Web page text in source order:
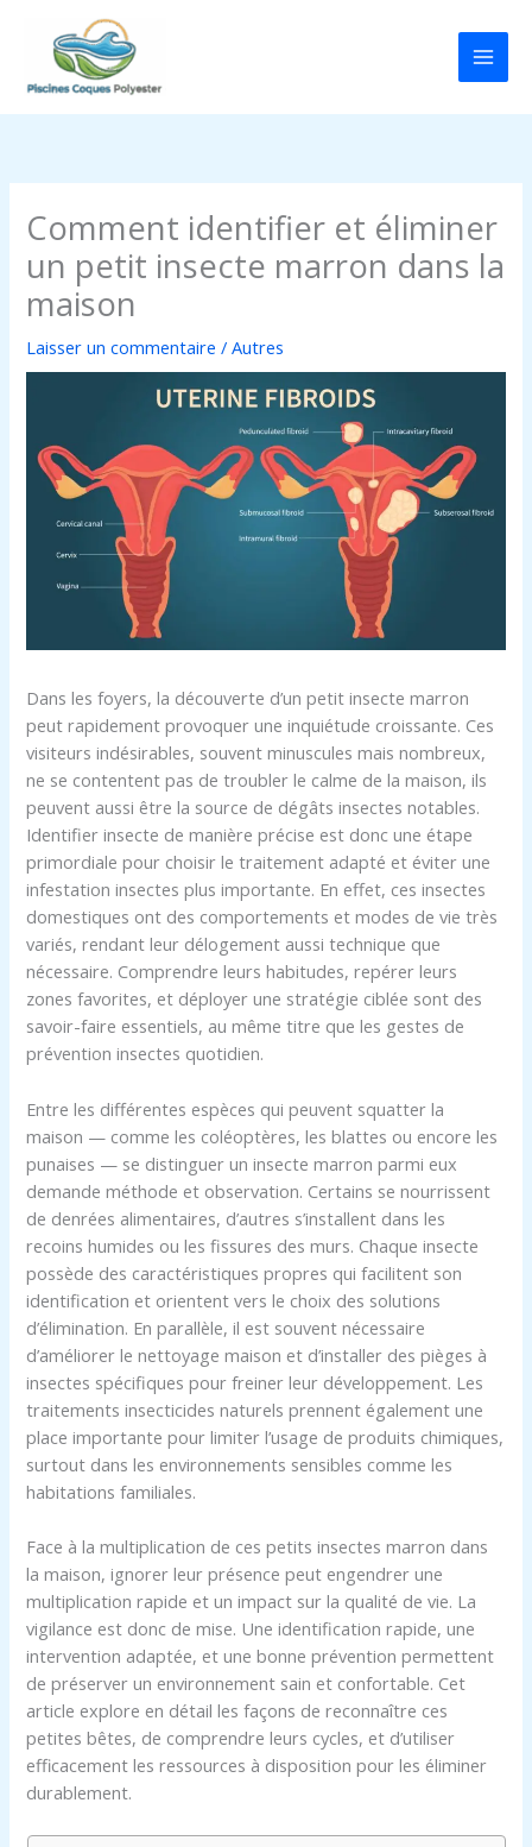
contenu
Comment identifier et éliminer
un petit insecte marron dans la
maison
Laisser un commentaire /Autres
Dans les foyers, la découverte d’un petit insecte marron
peut rapidement provoquer une inquiétude croissante. Ces
visiteurs indésirables, souvent minuscules mais nombreux,
ne se contentent pas de troubler le calme de la maison, ils
peuvent aussi être la source de dégâts insectes notables.
Identifier insecte de manière précise est donc une étape
primordiale pour choisir le traitement adapté et éviter une
infestation insectes plus importante. En effet, ces insectes
domestiques ont des comportements et modes de vie très
variés, rendant leur délogement aussi technique que
nécessaire. Comprendre leurs habitudes, repérer leurs
zones favorites, et déployer une stratégie ciblée sont des
savoir-faire essentiels, au même titre que les gestes de
prévention insectes quotidien.
Entre les différentes espèces qui peuvent squatter la
maison — comme les coléoptères, les blattes ou encore les
punaises — se distinguer un insecte marron parmi eux
demande méthode et observation. Certains se nourrissent
de denrées alimentaires, d’autres s’installent dans les
recoins humides ou les fissures des murs. Chaque insecte
possède des caractéristiques propres qui facilitent son
identification et orientent vers le choix des solutions
d’élimination. En parallèle, il est souvent nécessaire
d’améliorer le nettoyage maison et d’installer des pièges à
insectes spécifiques pour freiner leur développement. Les
traitements insecticides naturels prennent également une
place importante pour limiter l’usage de produits chimiques,
surtout dans les environnements sensibles comme les
habitations familiales.
Face à la multiplication de ces petits insectes marron dans
la maison, ignorer leur présence peut engendrer une
multiplication rapide et un impact sur la qualité de vie. La
vigilance est donc de mise. Une identification rapide, une
intervention adaptée, et une bonne prévention permettent
de préserver un environnement sain et confortable. Cet
article explore en détail les façons de reconnaître ces
petites bêtes, de comprendre leurs cycles, et d’utiliser
efficacement les ressources à disposition pour les éliminer
durablement.